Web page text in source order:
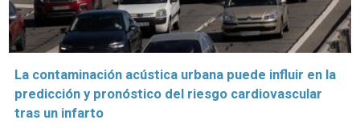
La contaminación acústica urbana puede influir en la
predicción y pronóstico del riesgo cardiovascular
tras un infarto